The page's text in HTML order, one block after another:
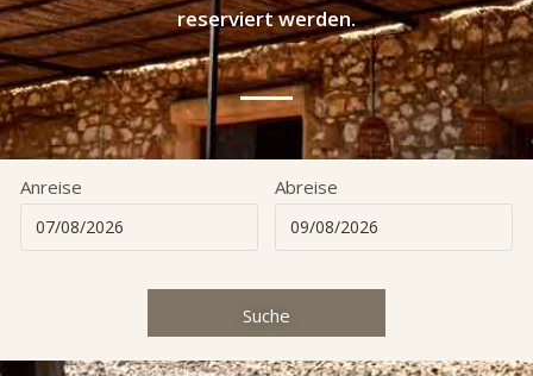
reserviert werden.
Anreise Abreise
Suche